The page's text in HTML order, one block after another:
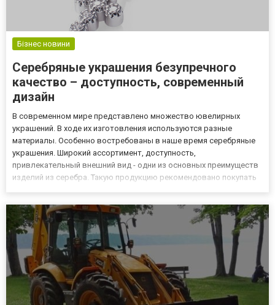
Бізнес новини
Серебряные украшения безупречного
качество – доступность, современный
дизайн
В современном мире представлено множество ювелирных
украшений. В ходе их изготовления используются разные
материалы. Особенно востребованы в наше время серебряные
украшения. Широкий ассортимент, доступность,
привлекательный внешний вид - одни из основных преимуществ
изделий из серебра. Такую продукцию рекомендовано покупать
При выборе изделия из...